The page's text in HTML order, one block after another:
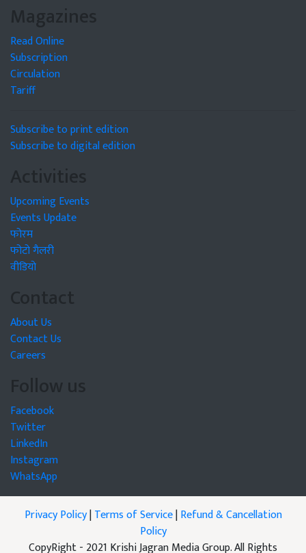
Magazines
Read Online
Subscription
Circulation
Tariff
Subscribe to print edition
Subscribe to digital edition
Activities
Upcoming Events
Events Update
फोरम
फोटो गैलरी
वीडियो
Contact
About Us
Contact Us
Careers
Follow us
Facebook
Twitter
LinkedIn
Instagram
WhatsApp
Privacy Policy|Terms of Service|Refund & Cancellation
Policy
CopyRight - 2021 Krishi Jagran Media Group. All Rights